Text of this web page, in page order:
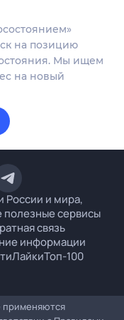
на позицию
Мы ищем
на новый
России и мира,
полезные сервисы
связь
информации
ЛайкиТоп-100
применяются